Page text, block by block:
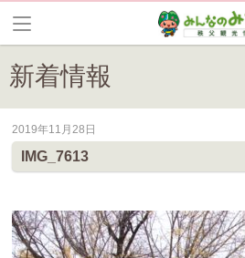
新着情報
皆野町のイベントやお祭り、花情報等
2019年11月28日
IMG_7613